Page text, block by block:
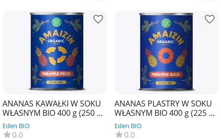
ANANAS KAWAŁKI W SOKU
WŁASNYM BIO 400 g (250 g)
- AMAIZIN
Eden BIO
0.0
ANANAS PLASTRY W SOKU
WŁASNYM BIO 400 g (225 g)
- AMAIZIN
Eden BIO
0.0